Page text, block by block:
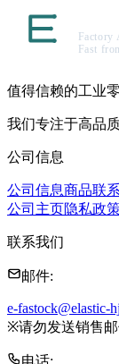
值得信赖的工业
我们专注于高品
公司信息
公司信息商品联
公司主页隐私政
联系我们
邮件:
e-fastock@elastic-
※请勿发送销售邮
电话: